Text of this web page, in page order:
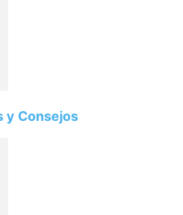
y Consejos